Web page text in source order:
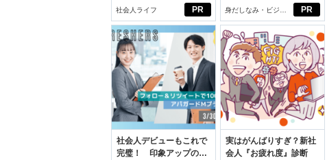
PR
PROJECT」がつたえた
社会人ライフ PR
びから始める新生活
身だしなみ・ビジネ
スアイテム
社会人デビューもこれで
完璧！ 印象アップのセ
実はがんばりすぎ？新社
会人『お疲れ度』診断